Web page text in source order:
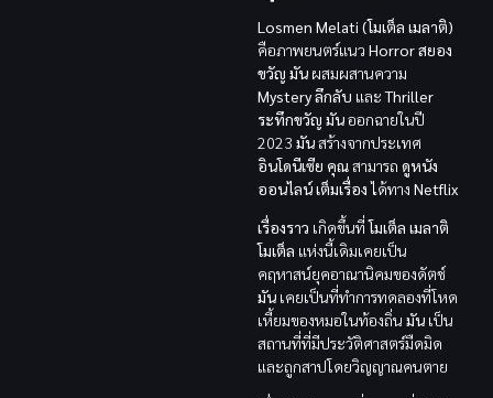
Losmen Melati (โมเต็ล เมลาติ)
คือภาพยนตร์แนว Horror สยอง
ขวัญ มัน ผสมผสานความ
Mystery ลึกลับ และThriller
ระทึกขวัญ มันออกฉายในปี
2023 มันสร้างจากประเทศ
อินโดนีเซีย คุณสามารถ ดูหนัง
ออนไลน์ เต็มเรื่องได้ทาง Netflix
เรื่องราว เกิดขึ้นที่โมเต็ล เมลาติ
โมเต็ล แห่งนี้เดิมเคยเป็น
คฤหาสน์ยุคอาณานิคมของดัตช์
มัน เคยเป็นที่ทำการทดลองที่โหด
เหี้ยมของหมอในท้องถิ่น มัน เป็น
สถานที่ที่มีประวัติศาสตร์มืดมิด
และถูกสาปโดยวิญญาณคนตาย